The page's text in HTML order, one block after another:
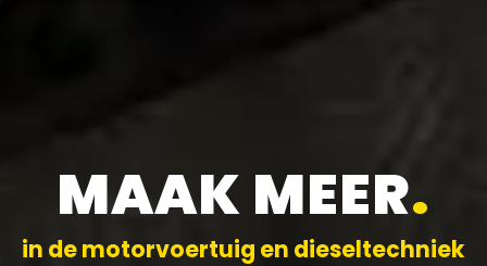
MAAK MEER.
in de motorvoertuig en dieseltechniek